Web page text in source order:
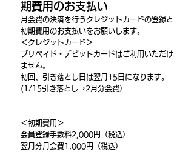
期費用のお支払い
月会費の決済を行うクレジットカードの登録と
初期費用のお支払いをお願いします。
＜クレジットカード＞
プリペイド・デビットカードはご利用いただけ
ません。
​初回、引き落とし日は翌月15日になります。
(1/15引き落とし→2月分会費）
＜初期費用＞
会員登録手数料2,000円（税込）
翌月分月会費1,000円（税込）